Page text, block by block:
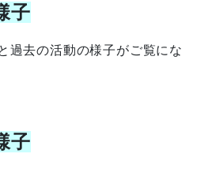
子
過去の活動の様子がご覧にな
子